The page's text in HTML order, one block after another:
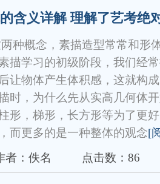
含义详解 理解了艺考绝
种概念，素描造型常常和形
描学习的初级阶段，我们经
让物体产生体积感，这就构
时，为什么先从实高几何体
形，梯形，长方形等为了更
而更多的是一种整体的观念[
者：佚名 点击数：86